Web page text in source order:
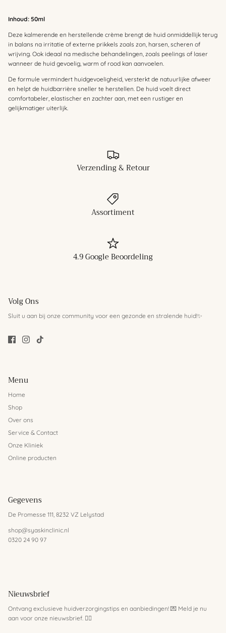
Inhoud: 50ml
Deze kalmerende en herstellende crème brengt de huid onmiddellijk terug
in balans na irritatie of externe prikkels zoals zon, harsen, scheren of
wrijving. Ook ideaal na medische behandelingen, zoals peelings of laser
wanneer de huid gevoelig, warm of rood kan aanvoelen.
De formule vermindert huidgevoeligheid, versterkt de natuurlijke afweer
en helpt de huidbarrière sneller te herstellen. De huid voelt direct
comfortabeler, elastischer en zachter aan, met een rustiger en
gelijkmatiger uiterlijk.
Verzending & Retour
Assortiment
4.9 Google Beoordeling
Volg Ons
Sluit u aan bij onze community voor een gezonde en stralende huid!✨
Menu
Home
Shop
Over ons
Service & Contact
Onze Kliniek
Online producten
Gegevens
De Promesse 111, 8232 VZ Lelystad
shop@syaskinclinic.nl
0320 24 90 97
Nieuwsbrief
Ontvang exclusieve huidverzorgingstips en aanbiedingen! 💌 Meld je nu
aan voor onze nieuwsbrief. 💆‍♀️